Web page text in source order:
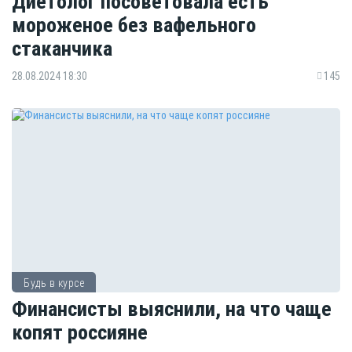
мороженое без вафельного
стаканчика
28.08.2024 18:30 145
Будь в курсе
Финансисты выяснили, на что чаще
копят россияне